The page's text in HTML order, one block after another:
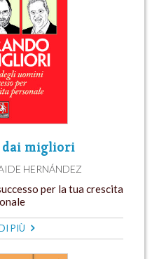
migliori
HERNÁNDEZ
per la tua crescita
PIÙ